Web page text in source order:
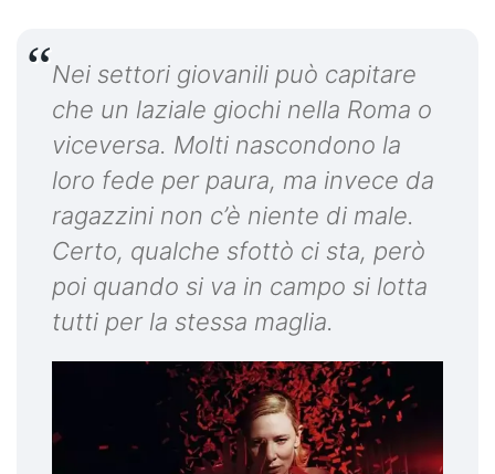
Nei settori giovanili può capitare
che un laziale giochi nella Roma o
viceversa. Molti nascondono la
loro fede per paura, ma invece da
ragazzini non c’è niente di male.
Certo, qualche sfottò ci sta, però
poi quando si va in campo si lotta
tutti per la stessa maglia.